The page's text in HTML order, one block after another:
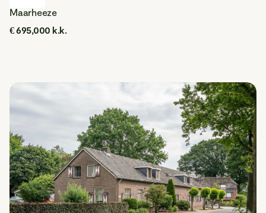
Maarheeze
€ 695,000 k.k.